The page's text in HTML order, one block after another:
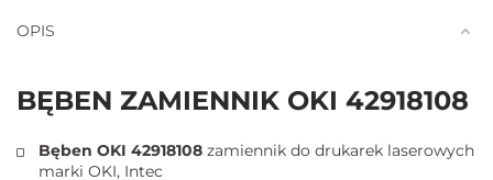
OPIS
BĘBEN ZAMIENNIK OKI 42918108
Bęben OKI 42918108 zamiennik do drukarek laserowych
marki OKI, Intec